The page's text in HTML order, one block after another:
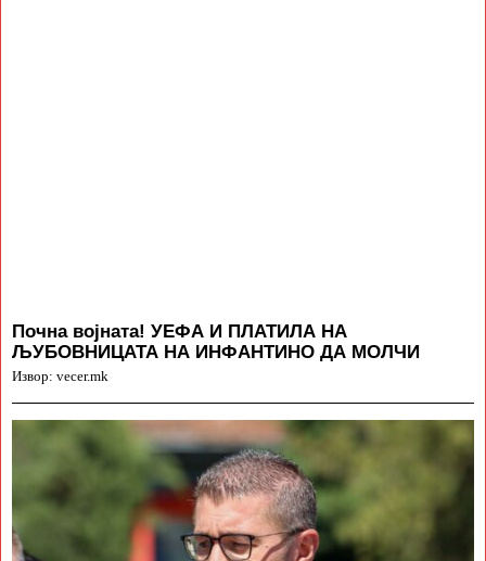
Почна војната! УЕФА И ПЛАТИЛА НА
ЉУБОВНИЦАТА НА ИНФАНТИНО ДА МОЛЧИ
Извор: vecer.mk